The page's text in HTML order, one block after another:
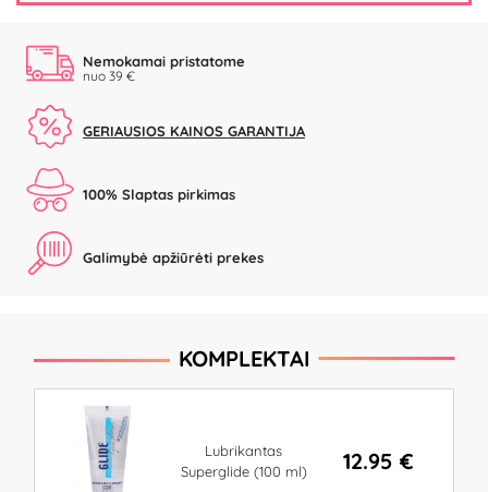
Nemokamai pristatome
nuo 39 €
GERIAUSIOS KAINOS GARANTIJA
100% Slaptas pirkimas
Galimybė apžiūrėti prekes
KOMPLEKTAI
Lubrikantas
Superglide (100 ml)
12.95 €